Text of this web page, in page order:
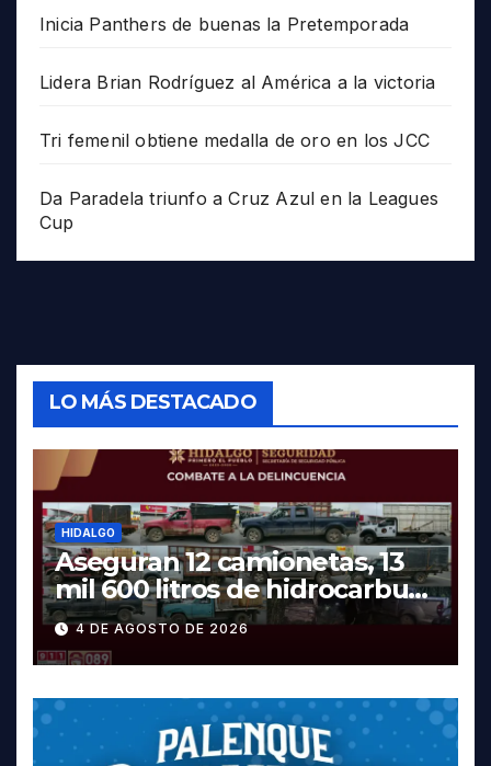
Inicia Panthers de buenas la Pretemporada
Lidera Brian Rodríguez al América a la victoria
Tri femenil obtiene medalla de oro en los JCC
Da Paradela triunfo a Cruz Azul en la Leagues
Cup
LO MÁS DESTACADO
HIDALGO
Aseguran 12 camionetas, 13
mil 600 litros de hidrocarburo
y dos vehículos robados en
Tula
4 DE AGOSTO DE 2026